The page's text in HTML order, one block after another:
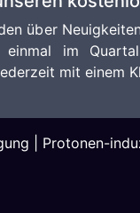
über
einmal im
mit einem
Protonen-